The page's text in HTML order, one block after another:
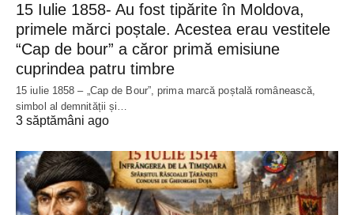
15 Iulie 1858- Au fost tipărite în Moldova,
primele mărci poștale. Acestea erau vestitele
“Cap de bour” a căror primă emisiune
cuprindea patru timbre
15 iulie 1858 – „Cap de Bour”, prima marcă poștală românească,
simbol al demnității și…
3 săptămâni ago